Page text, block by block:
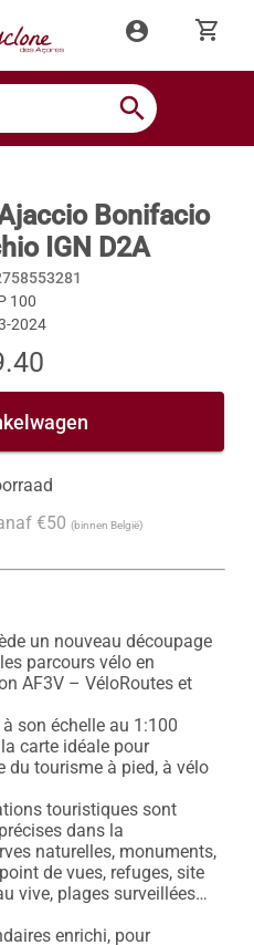
account_circle shopping_cart
search
Bonifacio
IGN D2A
100
2024
€50 (binnen België)
un nouveau découpage
parcours vélo en
AF3V – VéloRoutes et
son échelle au 1:100
carte idéale pour
du tourisme à pied, à vélo
touristiques sont
dans la
naturelles, monuments,
de vues, refuges, site
vive, plages surveillées…